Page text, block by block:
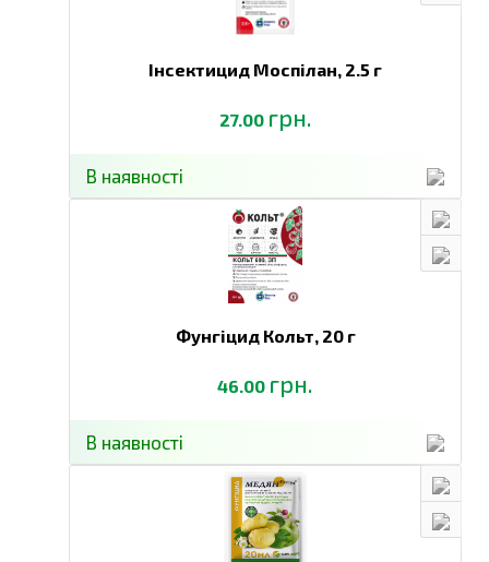
Інсектицид Моспілан, 2.5 г
27.00 грн.
В наявності
Фунгіцид Кольт, 20 г
46.00 грн.
В наявності